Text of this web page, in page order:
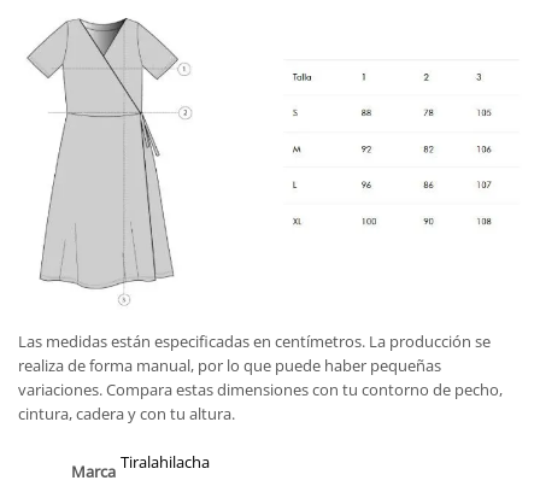
Las medidas están especificadas en centímetros. La producción se
realiza de forma manual, por lo que puede haber pequeñas
variaciones. Compara estas dimensiones con tu contorno de pecho,
cintura, cadera y con tu altura.
Marca Tiralahilacha